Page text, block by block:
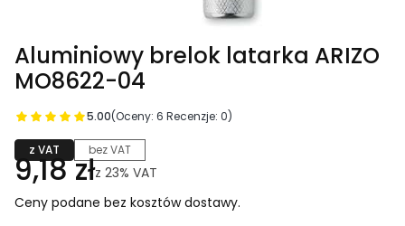
Aluminiowy brelok latarka ARIZO
MO8622-04
5.00(Oceny: 6 Recenzje: 0)
z VAT bez VAT
9,18 złz 23% VAT
Ceny podane bez kosztów dostawy.